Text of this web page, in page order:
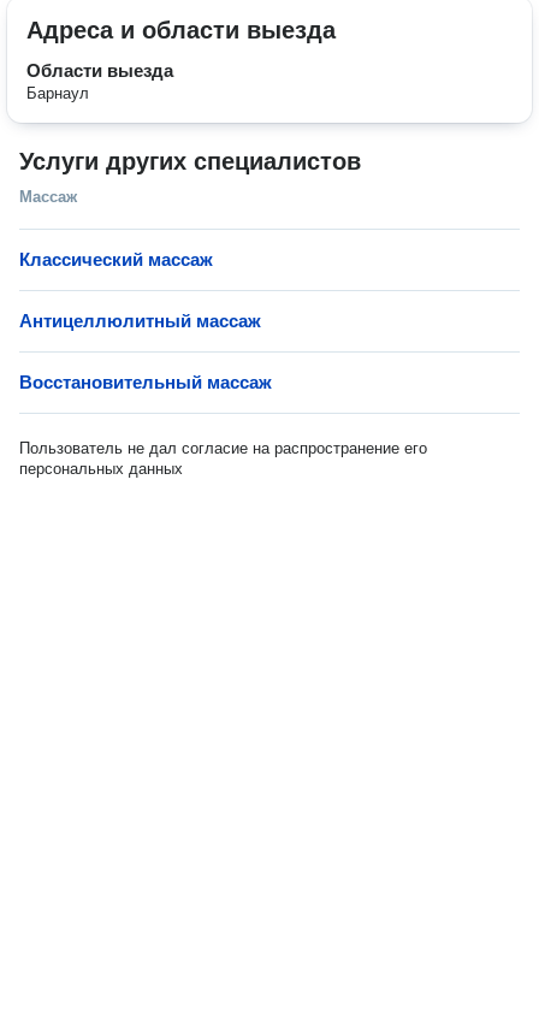
Адреса и области выезда
Области выезда
Барнаул
Услуги других специалистов
Массаж
Классический массаж
Антицеллюлитный массаж
Восстановительный массаж
Пользователь не дал согласие на распространение его
персональных данных